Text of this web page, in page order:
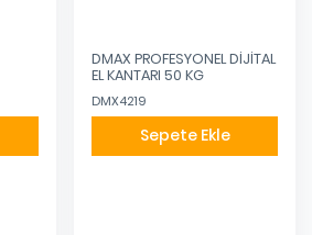
DMAX PROFESYONEL DİJİTAL
EL KANTARI 50 KG
DMX4219
Sepete Ekle